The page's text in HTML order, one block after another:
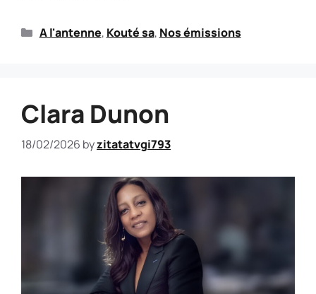
A l'antenne, Kouté sa, Nos émissions
Clara Dunon
18/02/2026 byzitatatvgi793